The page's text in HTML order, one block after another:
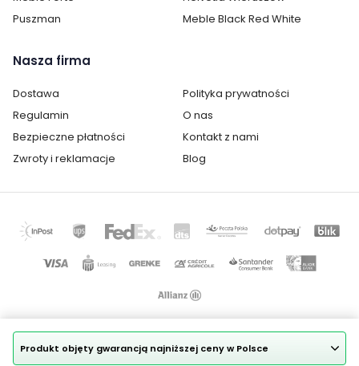
Kategoria: Fotele wypoczynkowe
Kolor fotela:
beże i brązy
szarości
Materiał tapicerki:
tworzywo
Produkt objęty gwarancją najniższej ceny w Polsce
Puszman
Meble Black Red White
Nasza firma
Dostawa
Polityka prywatności
Regulamin
O nas
Bezpieczne płatności
Kontakt z nami
Zwroty i reklamacje
Blog